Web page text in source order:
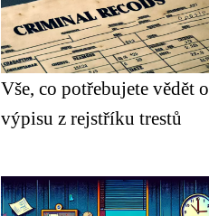
Vše, co potřebujete vědět o
výpisu z rejstříku trestů